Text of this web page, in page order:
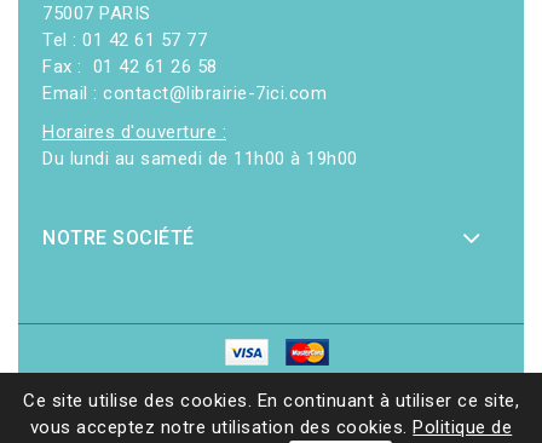
75007 PARIS
Tel : 01 42 61 57 77
Fax : 01 42 61 26 58
Email : contact@librairie-7ici.com
Horaires d'ouverture :
Du lundi au samedi de 11h00 à 19h00
NOTRE SOCIÉTÉ
Ce site utilise des cookies. En continuant à utiliser ce site,
vous acceptez notre utilisation des cookies. Politique de
© 2026 - Librairie 7ici| Site web réalisé par Ethicweb